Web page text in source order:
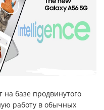
на базе продвинутого
работу в обычных